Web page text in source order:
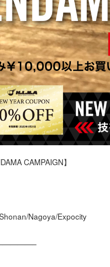
CAMPAIGN】
Nagoya/Expocity